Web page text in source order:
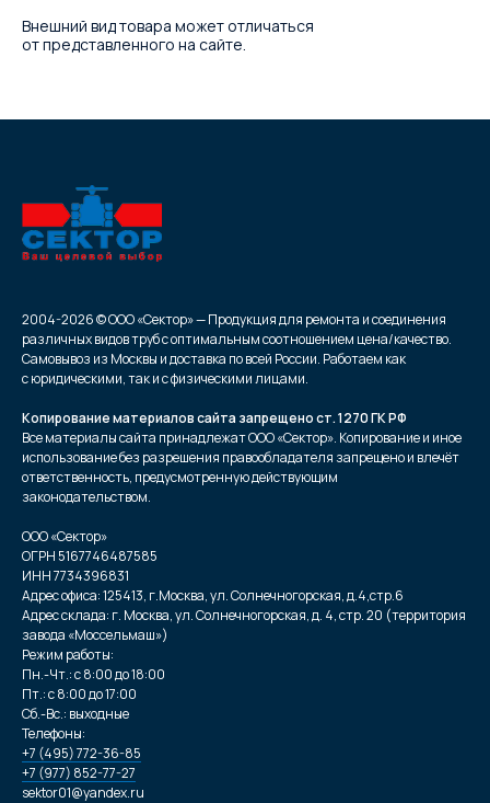
Внешний вид товара может отличаться
от представленного на сайте.
2004-2026 © ООО «Сектор» — Продукция для ремонта и соединения
различных видов труб с оптимальным соотношением цена/качество.
Самовывоз из Москвы и доставка по всей России. Работаем как
с юридическими, так и с физическими лицами.
Копирование материалов сайта запрещено ст. 1270 ГК РФ
Все материалы сайта принадлежат ООО «Сектор». Копирование и иное
использование без разрешения правообладателя запрещено и влечёт
ответственность, предусмотренную действующим
законодательством.
ООО «Сектор»
ОГРН 5167746487585
ИНН 7734396831
Адрес офиса: 125413, г.Москва, ул. Солнечногорская, д.4,стр.6
Адрес склада: г. Москва, ул. Солнечногорская, д. 4, стр. 20 (территория
завода «Моссельмаш»)
Режим работы:
Пн.-Чт.: с 8:00 до 18:00
Пт.: с 8:00 до 17:00
Сб.-Вс.: выходные
Телефоны:
+7 (495) 772-36-85
+7 (977) 852-77-27
sektor01@yandex.ru